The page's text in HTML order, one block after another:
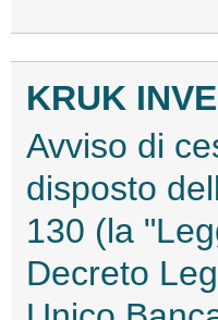
KRUK
Avviso di
disposto
130 (la
Decreto